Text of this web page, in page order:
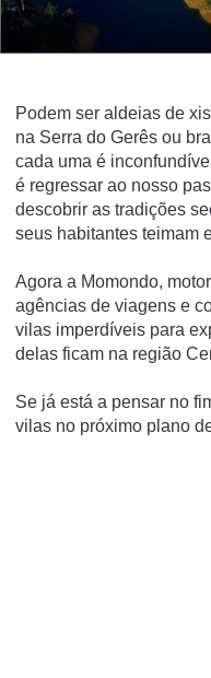
Podem ser aldeias de
na Serra do Gerês ou
cada uma é
é regressar ao nosso
descobrir as tradições
seus habitantes teimam
Agora a Momondo,
agências de viagens e
vilas imperdíveis para
delas ficam na região
Se já está a pensar no
vilas no próximo plano